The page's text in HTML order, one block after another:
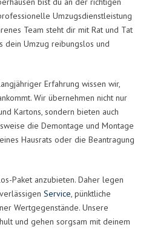
Umzugsdienstleistung
Team steht dir mit Rat und Tat
dein Umzug reibungslos und
Erfahrung wissen wir,
Wir übernehmen nicht nur
Kartons, sondern bieten auch
die Demontage und Montage
Hausrats oder die Beantragung
Paket anzubieten. Daher legen
Service, pünktliche
Wertgegenstände. Unsere
und gehen sorgsam mit deinem